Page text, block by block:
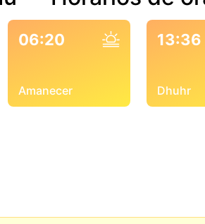
06:20
Amanecer
13:36
Dhuhr